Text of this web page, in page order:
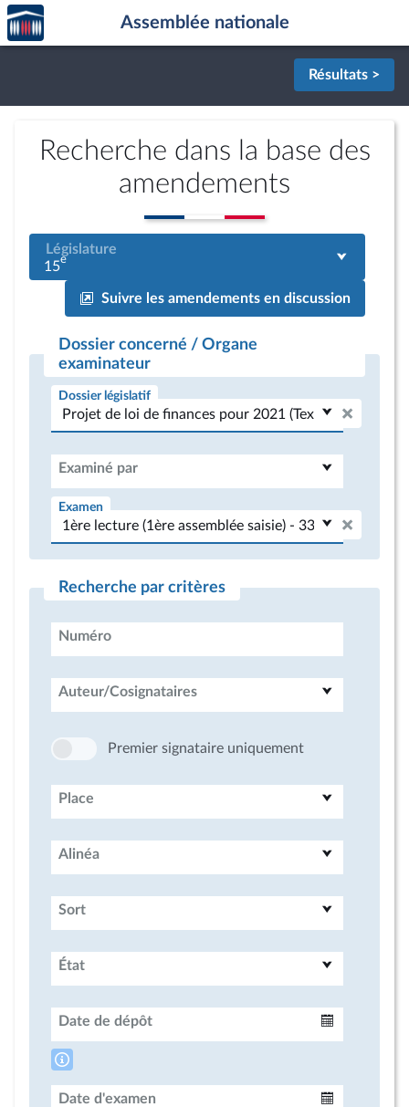
Aller au contenu
Aller en bas de la page
Accèder
à la
page
Assemblée nationale
Résultats >
Recherche dans la base des
amendements
Législature
15e
Suivre les amendements en discussion
Dossier concerné / Organe
examinateur
Dossier législatif
Examiné par
Examen
Recherche par critères
Numéro
Auteur/Cosignataires
Premier signataire uniquement
Place
Alinéa
Sort
État
Date de dépôt
Date d'examen